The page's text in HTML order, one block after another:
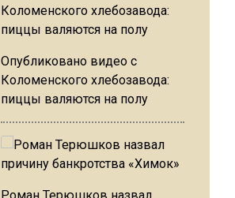
Опубликовано видео с
Коломенского хлебозавода:
пиццы валяются на полу